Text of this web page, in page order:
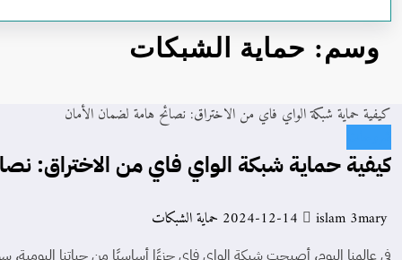
وسم: حماية الشبكات
كيفية حماية شبكة الواي فاي من الاختراق: نصائح هامة لضمان الأمان
كيفية حماية شبكة الواي فاي من الاختراق:
islam 3mary
2024-12-14 حماية الشبكات
في عالمنا اليوم، أصبحت شبكة الواي فاي جزءًا أساسيًا من حياتنا اليومية،